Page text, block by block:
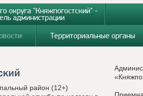
округа "Княжпогостский" -
администрации
Территориальные органы
район (12+)